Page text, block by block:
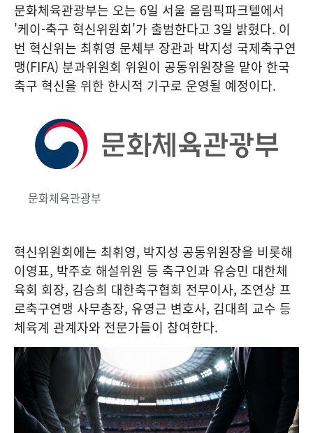
문화체육관광부는 오는 6일 서울 올림픽파크텔에서
'케이-축구 혁신위원회'가 출범한다고 3일 밝혔다. 이
번 혁신위는 최휘영 문체부 장관과 박지성 국제축구연
맹(FIFA) 분과위원회 위원이 공동위원장을 맡아 한국
축구 혁신을 위한 한시적 기구로 운영될 예정이다.
문화체육관광부
혁신위원회에는 최휘영, 박지성 공동위원장을 비롯해
이영표, 박주호 해설위원 등 축구인과 유승민 대한체
육회 회장, 김승희 대한축구협회 전무이사, 조연상 프
로축구연맹 사무총장, 유영근 변호사, 김대희 교수 등
체육계 관계자와 전문가들이 참여한다.